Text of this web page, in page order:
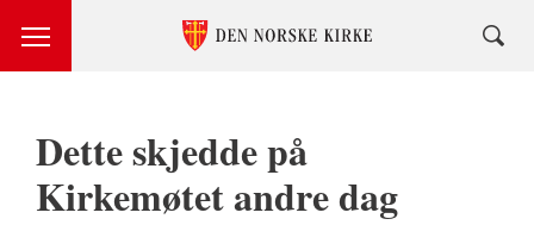
Dette skjedde på
Kirkemøtet andre dag